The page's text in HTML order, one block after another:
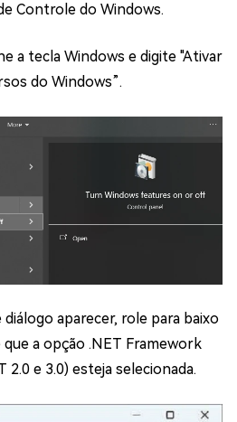
Controle do Windows.
a tecla Windows e digite "Ativar
do Windows”.
diálogo aparecer, role para baixo
a opção .NET Framework
2.0 e 3.0) esteja selecionada.